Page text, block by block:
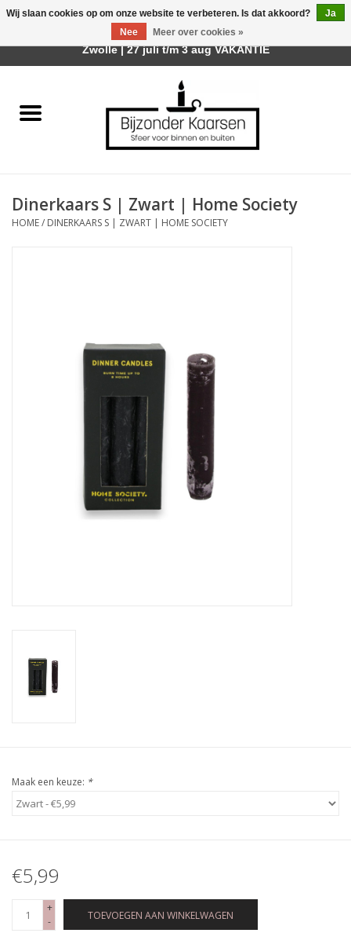
Räder Design Stories
Geurkaarsen
Kaarsenhouders
Relatiegeschenken & Bedankjes
Dinerkaars S | Zwart | Home Society
HOME/ DINERKAARS S | ZWART | HOME SOCIETY
Maak een keuze: *
€5,99
+
-
TOEVOEGEN AAN WINKELWAGEN
Wij slaan cookies op om onze website te verbeteren. Is dat akkoord?
Ja
Nee
Meer over cookies »
Afhalen is mogelijk bij mijn winkel Trotz | Belvederelaan 107
Zwolle | 27 juli t/m 3 aug VAKANTIE